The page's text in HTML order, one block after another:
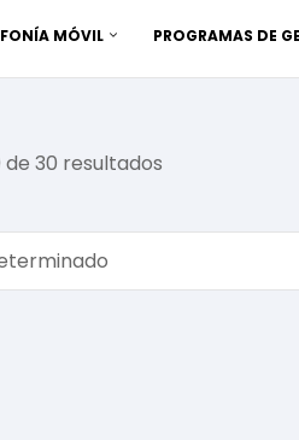
MÓVIL PROGRAMAS DE
de 30 resultados